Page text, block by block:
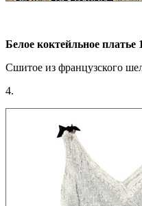
Белое коктейльное платье
Сшитое из французского
4.